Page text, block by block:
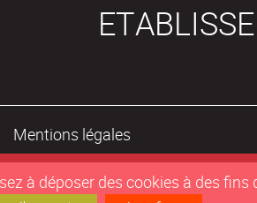
à déposer des cookies à des
Mentions légales